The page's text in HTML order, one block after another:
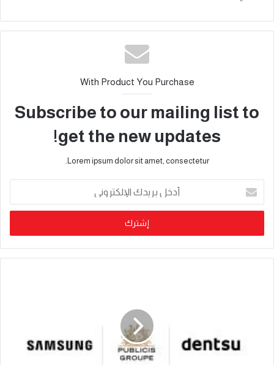
With Product You Purchase
Subscribe to our mailing list to
get the new updates!
Lorem ipsum dolor sit amet, consectetur.